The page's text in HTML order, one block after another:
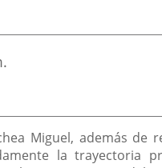
Miguel, además de
la trayectoria